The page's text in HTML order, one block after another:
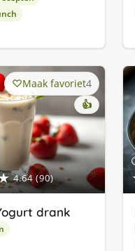
4.64 (90)
Maak favoriet4
👍
drank